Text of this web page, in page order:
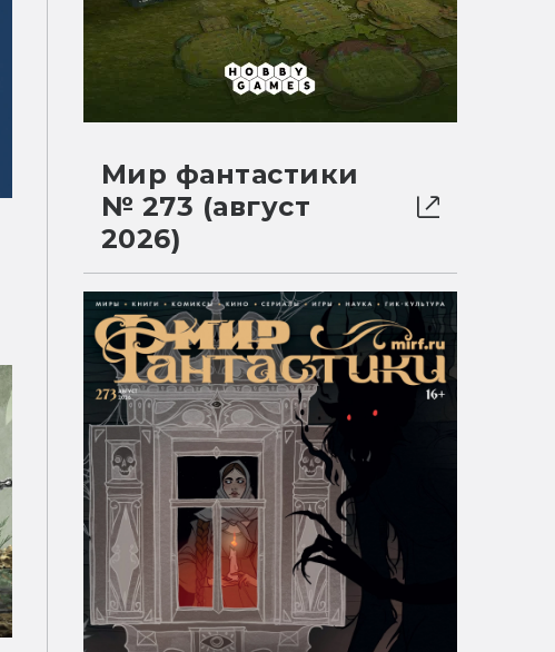
Мир фантастики
№ 273 (август
2026)